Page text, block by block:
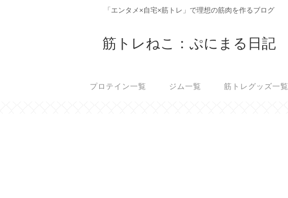
「エンタメ×自宅×筋トレ」で理想の筋肉を作るブログ
筋トレねこ：ぷにまる日記
プロテイン一覧 ジム一覧 筋トレグッズ一覧